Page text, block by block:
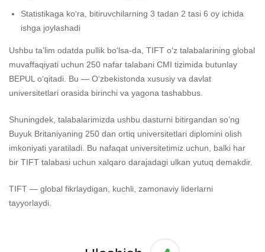
Statistikaga ko‘ra, bitiruvchilarning 3 tadan 2 tasi 6 oy ichida
ishga joylashadi
Ushbu ta’lim odatda pullik bo‘lsa-da, TIFT o‘z talabalarining global
muvaffaqiyati uchun 250 nafar talabani CMI tizimida butunlay
BEPUL o‘qitadi. Bu — O‘zbekistonda xususiy va davlat
universitetlari orasida birinchi va yagona tashabbus.
Shuningdek, talabalarimizda ushbu dasturni bitirgandan so’ng
Buyuk Britaniyaning 250 dan ortiq universitetlari diplomini olish
imkoniyati yaratiladi. Bu nafaqat universitetimiz uchun, balki har
bir TIFT talabasi uchun xalqaro darajadagi ulkan yutuq demakdir.
TIFT — global fikrlaydigan, kuchli, zamonaviy liderlarni
tayyorlaydi.